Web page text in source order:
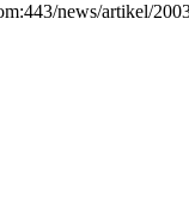
news/artikel/